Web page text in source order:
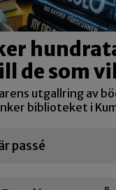
de som
utgallring av
biblioteket i
passé